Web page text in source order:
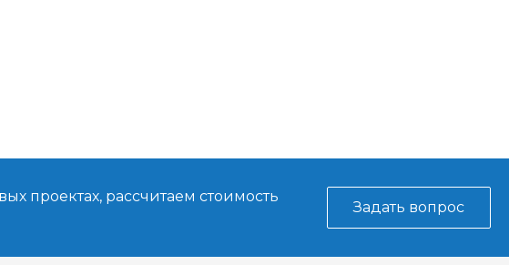
проектах, рассчитаем стоимость
Задать вопрос